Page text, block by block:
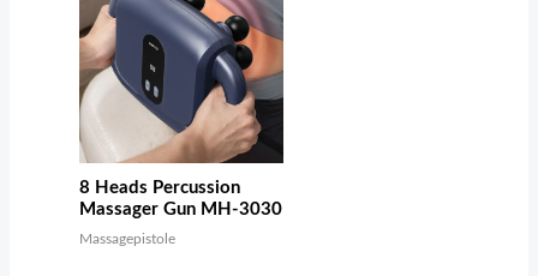
8 Heads Percussion
Massager Gun MH-3030
Massagepistole